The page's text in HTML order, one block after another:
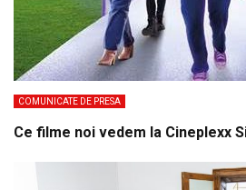
COMUNICATE DE PRESA
Ce filme noi vedem la Cineplexx